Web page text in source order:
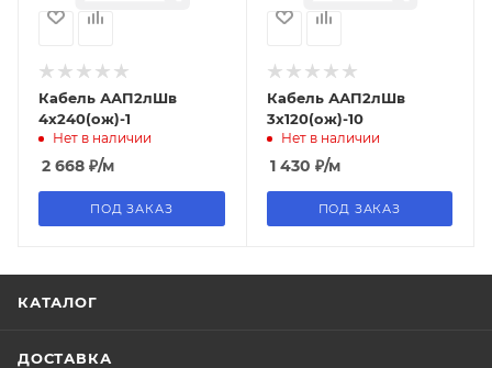
Кабель ААП2лШв
4х240(ож)-1
Нет в наличии
2 668 ₽/м
ПОД ЗАКАЗ
Кабель ААП2лШв
3х120(ож)-10
Нет в наличии
1 430 ₽/м
ПОД ЗАКАЗ
КАТАЛОГ
ДОСТАВКА